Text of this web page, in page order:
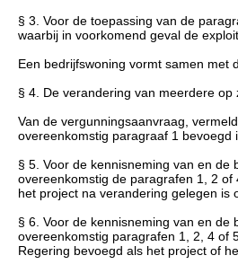
§ 3. Voor de toepassing van de
waarbij in voorkomend geval de
Een bedrijfswoning vormt samen met
§ 4. De verandering van meerdere
Van de vergunningsaanvraag,
overeenkomstig paragraaf 1
§ 5. Voor de kennisneming van en
overeenkomstig de paragrafen 1, 2
het project na verandering gelegen is
§ 6. Voor de kennisneming van en
overeenkomstig paragrafen 1, 2, 4 of
Regering bevoegd als het project of